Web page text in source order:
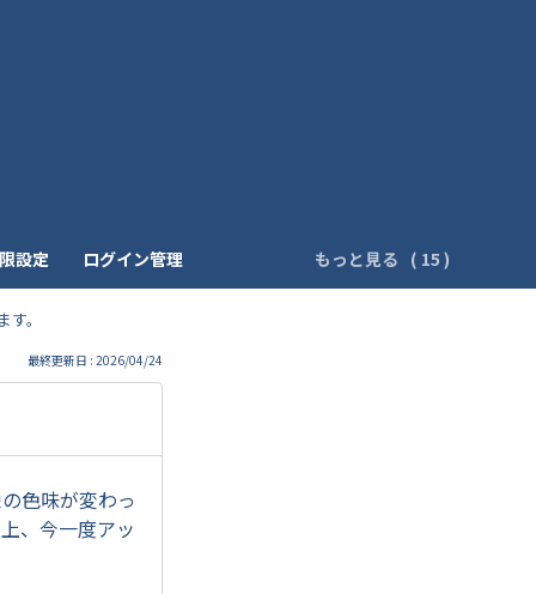
設定 ログイン管理 もっと見る
。
最終更新日 : 2026/04/24
色味が変わっ
、今一度アッ